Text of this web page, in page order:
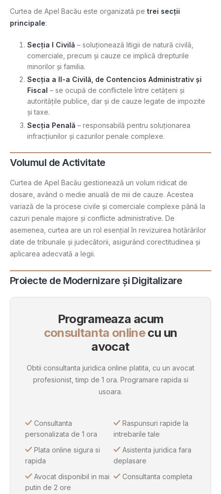
Curtea de Apel Bacău este organizată pe trei secții
principale:
Secția I Civilă – soluționează litigii de natură civilă,
comerciale, precum și cauze ce implică drepturile
minorilor și familia.
Secția a II-a Civilă, de Contencios Administrativ și
Fiscal – se ocupă de conflictele între cetățeni și
autoritățile publice, dar și de cauze legate de impozite
și taxe.
Secția Penală – responsabilă pentru soluționarea
infracțiunilor și cazurilor penale complexe​.
Volumul de Activitate
Curtea de Apel Bacău gestionează un volum ridicat de
dosare, având o medie anuală de mii de cauze. Acestea
variază de la procese civile și comerciale complexe până la
cazuri penale majore și conflicte administrative. De
asemenea, curtea are un rol esențial în revizuirea hotărârilor
date de tribunale și judecătorii, asigurând corectitudinea și
aplicarea adecvată a legii.
Proiecte de Modernizare și Digitalizare
Programeaza acum
consultanta onlinecu un
avocat
Obtii consultanta juridica online platita, cu un avocat
profesionist, timp de 1 ora. Programare rapida si
usoara.
Consultanta
personalizata de 1 ora
Plata online sigura si
rapida
Avocat disponibil in mai
putin de 2 ore
Raspunsuri rapide la
intrebarile tale
Asistenta juridica fara
deplasare
Consultanta completa